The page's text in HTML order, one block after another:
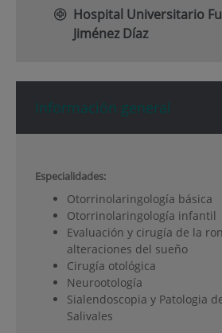
Hospital Universitario
Jiménez Díaz
Información general
Especialidades:
Otorrinolaringología básica
Otorrinolaringología infantil
Evaluación y cirugía de la
alteraciones del sueño
Cirugía otológica
Neurootología
Sialendoscopia y Patologia
Salivales